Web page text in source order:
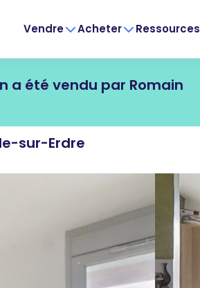
Vendre Acheter Ressources
a été vendu par Romain
sur-Erdre